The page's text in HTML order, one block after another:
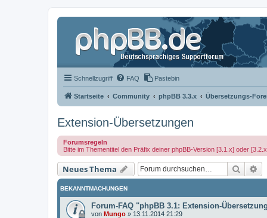
Schnellzugriff FAQ Pastebin
Startseite Community phpBB 3.3.x Übersetzungs-
Extension-Übersetzungen
Forumsregeln
Bitte im Thementitel den Präfix deiner phpBB-Version [3.1.x] oder
Neues Thema Suche
BEKANNTMACHUNGEN
Forum-FAQ "phpBB 3.1: Extension-
von Mungo » 13.11.2014 21:29